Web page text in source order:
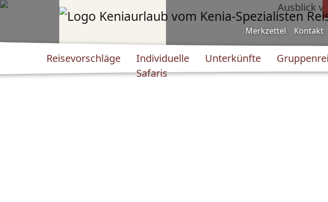
Reisevorschläge
Individuelle
Safaris
Unterkünfte
Merkzettel Kontakt